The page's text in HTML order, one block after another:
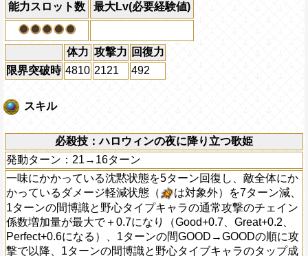
能力スロット数 最大Lv(必要経験値)
体力 攻撃力 回復力
限界突破時 4810 2121 492
スキル
必殺技：ハロウィンの夜に降り立つ歌姫
発動ターン：21→16ターン
一味にかかっている沈黙状態を5ターン回復し、敵全体にか
かっているダメージ軽減状態（
は対象外）を7ターン減、
1ターンの間博識と野心タイプキャラの通常攻撃のチェイン
係数増加量が最大で＋0.7になり（Good+0.7、Great+0.2、
Perfect+0.6になる）、1ターンの間GOOD→GOODの順に攻
撃で以降、1ターンの間博識と野心タイブキャラのタップ成